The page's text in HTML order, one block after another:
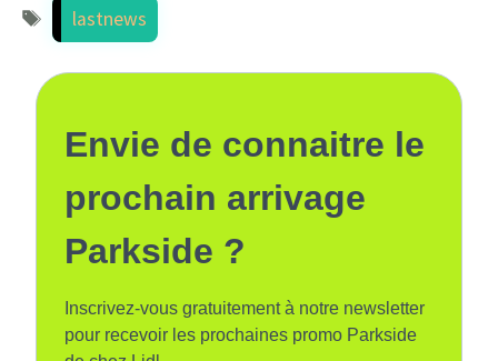
Étiquettes
lastnews
Envie de connaitre le
prochain arrivage
Parkside ?
Inscrivez-vous gratuitement à notre newsletter
pour recevoir les prochaines promo Parkside